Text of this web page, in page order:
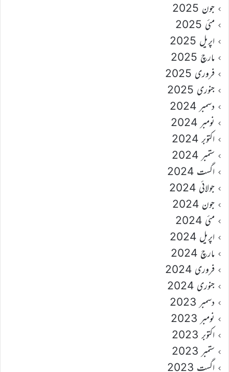
جون 2025
مئی 2025
اپریل 2025
مارچ 2025
فروری 2025
جنوری 2025
دسمبر 2024
نومبر 2024
اکتوبر 2024
ستمبر 2024
اگست 2024
جولائی 2024
جون 2024
مئی 2024
اپریل 2024
مارچ 2024
فروری 2024
جنوری 2024
دسمبر 2023
نومبر 2023
اکتوبر 2023
ستمبر 2023
اگست 2023